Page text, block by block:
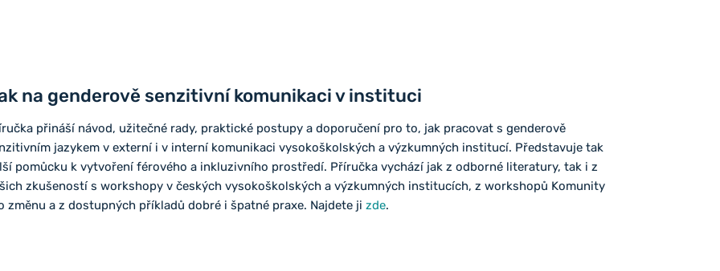
na genderově senzitivní komunikaci v instituci
přináší návod, užitečné rady, praktické postupy a doporučení pro to, jak pracovat s genderově
jazykem v externí i v interní komunikaci vysokoškolských a výzkumných institucí. Představuje tak
pomůcku k vytvoření férového a inkluzivního prostředí. Příručka vychází jak z odborné literatury, tak i z
zkušeností s workshopy v českých vysokoškolských a výzkumných institucích, z workshopů Komunity
změnu a z dostupných příkladů dobré i špatné praxe. Najdete jizde.